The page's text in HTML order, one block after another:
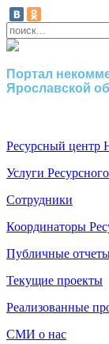
Портал
Ярославской
Ресурсный центр
Услуги
Сотрудники
Координаторы
Публичные
Текущие проекты
Реализованные
СМИ о нас